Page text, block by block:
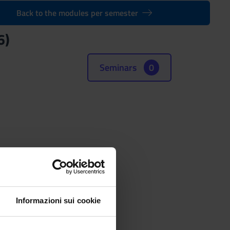
Informazioni sui cookie
Back to the modules per semester
Seminars 0